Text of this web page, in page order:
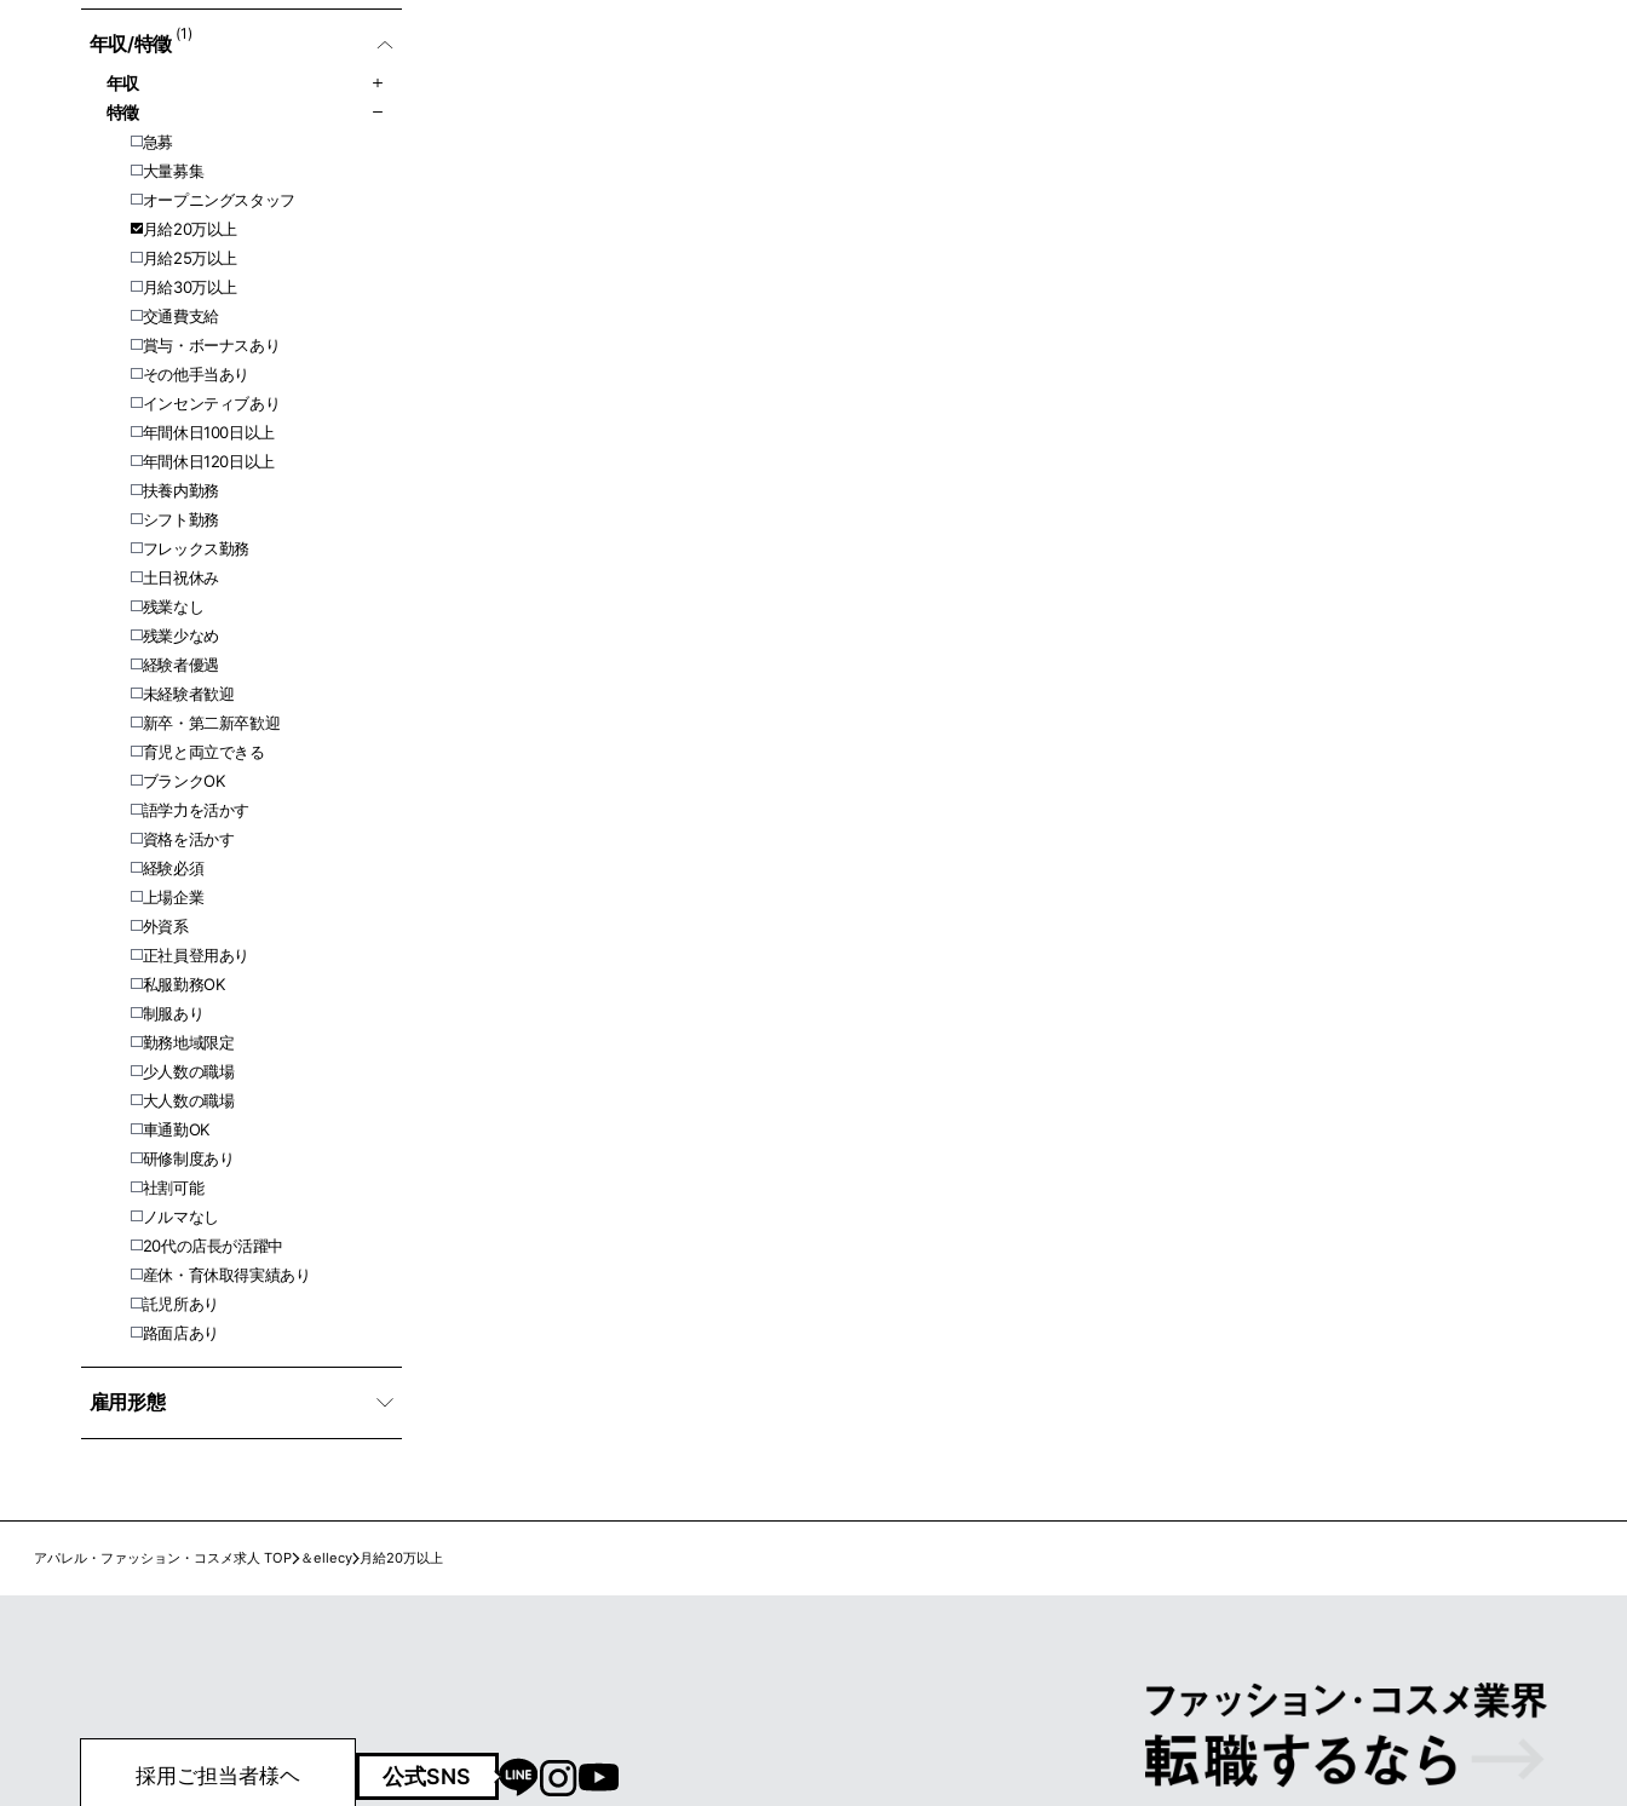
年収/特徵 (1)
年収
特徵
急募
大量募集
オープニングスタッフ
月給20万以上
月給25万以上
月給30万以上
交通費支給
賞与・ボーナスあり
その他手当あり
インセンティブあり
年間休日100日以上
年間休日120日以上
扶養内勤務
シフト勤務
フレックス勤務
土日祝休み
残業なし
残業少なめ
経験者優遇
未経験者歓迎
新卒・第二新卒歓迎
育児と両立できる
ブランクOK
語学力を活かす
資格を活かす
経験必須
上場企業
外資系
正社員登用あり
私服勤務OK
制服あり
勤務地域限定
少人数の職場
大人数の職場
車通勤OK
研修制度あり
社割可能
ノルマなし
20代の店長が活躍中
産休・育休取得実績あり
託児所あり
路面店あり
雇用形態
アパレル・ファッション・コスメ求人 TOP ＆ellecy 月給20万以上
採用ご担当者様ヘ 公式SNS